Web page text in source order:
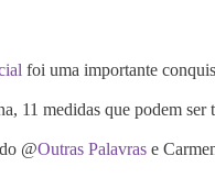
foi uma importante
11 medidas que podem
@Outras Palavras e